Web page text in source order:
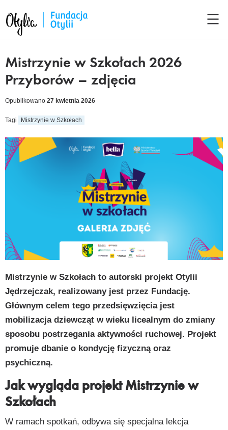
Mistrzynie w Szkołach 2026
Przyborów – zdjęcia
Opublikowano 27 kwietnia 2026
Tagi Mistrzynie w Szkołach
Mistrzynie w Szkołach to autorski projekt Otylii
Jędrzejczak, realizowany jest przez Fundację.
Głównym celem tego przedsięwzięcia jest
mobilizacja dziewcząt w wieku licealnym do zmiany
sposobu postrzegania aktywności ruchowej. Projekt
promuje dbanie o kondycję fizyczną oraz
psychiczną.
Jak wygląda projekt Mistrzynie w
Szkołach
W ramach spotkań, odbywa się specjalna lekcja